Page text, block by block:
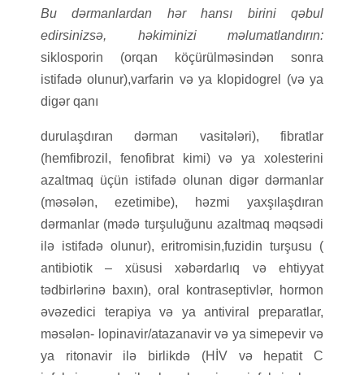
Bu dərmanlardan hər hansı birini qəbul
edirsinizsə, həkiminizi məlumatlandırın:
siklosporin (orqan köçürülməsindən sonra
istifadə olunur),varfarin və ya klopidogrel (və ya
digər qanı
durulaşdıran dərman vasitələri), fibratlar
(hemfibrozil, fenofibrat kimi) və ya xolesterini
azaltmaq üçün istifadə olunan digər dərmanlar
(məsələn, ezetimibe), həzmi yaxşılaşdıran
dərmanlar (mədə turşuluğunu azaltmaq məqsədi
ilə istifadə olunur), eritromisin,fuzidin turşusu (
antibiotik – xüsusi xəbərdarlıq və ehtiyyat
tədbirlərinə baxın), oral kontraseptivlər, hormon
əvəzedici terapiya və ya antiviral preparatlar,
məsələn- lopinavir/atazanavir və ya simepevir və
ya ritonavir ilə birlikdə (HİV və hepatit C